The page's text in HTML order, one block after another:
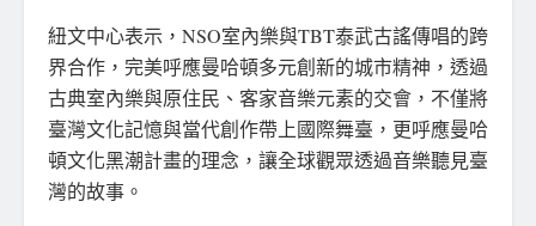
紐文中心表示，NSO室內樂與TBT泰武古謠傳唱的跨
界合作，完美呼應曼哈頓多元創新的城市精神，透過
古典室內樂與原住民、客家音樂元素的交會，不僅將
臺灣文化記憶與當代創作帶上國際舞臺，更呼應曼哈
頓文化黑潮計畫的理念，讓全球觀眾透過音樂聽見臺
灣的故事。